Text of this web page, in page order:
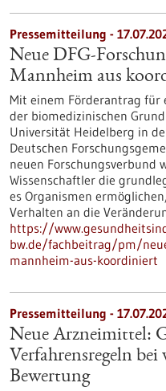
Pressemitteilung -
Neue DFG-
Mannheim aus
Mit einem Förderantrag für
der biomedizinischen
Universität Heidelberg in
Deutschen
neuen Forschungsverbund
Wissenschaftler die
es Organismen
Verhalten an die
https://
bw.de/fachbeitrag/pm/
mannheim-aus-koordiniert
Pressemitteilung -
Neue Arzneimittel:
Verfahrensregeln bei
Bewertung